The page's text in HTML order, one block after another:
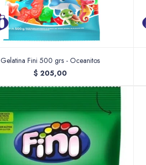
Gelatina Fini 500 grs - Oceanitos
$ 205,00